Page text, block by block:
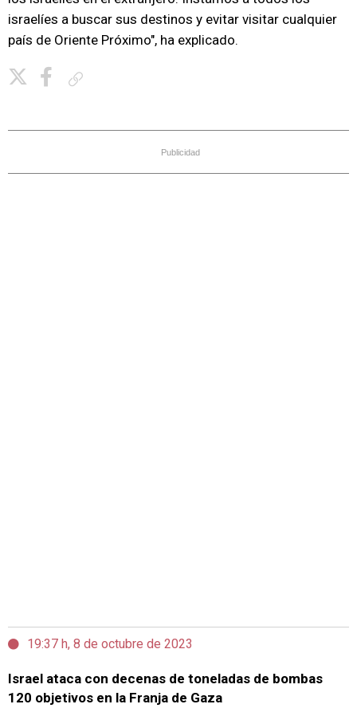
israelíes a buscar sus destinos y evitar visitar cualquier
país de Oriente Próximo", ha explicado.
Publicidad
19:37 h, 8 de octubre de 2023
Israel ataca con decenas de toneladas de bombas
120 objetivos en la Franja de Gaza